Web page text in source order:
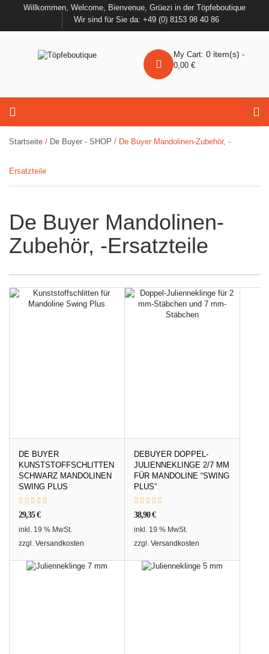
Willkommen, Welcome, Bienvenue, Grüezi in der Töpfeboutique
Wir sind für Sie da: +49 (0) 8153 98 40 86
My Cart: 0 item(s) -
0,00 €
Startseite / De Buyer - SHOP / De Buyer Mandolinen-Zubehör, -
Ersatzteile
De Buyer Mandolinen-
Zubehör, -Ersatzteile
DE BUYER
KUNSTSTOFFSCHLITTEN
SCHWARZ MANDOLINEN
SWING PLUS
29,35€
inkl. 19 % MwSt.
zzgl. Versandkosten
DEBUYER DOPPEL-
JULIENNEKLINGE 2/7 MM
FÜR MANDOLINE “SWING
PLUS”
38,90€
inkl. 19 % MwSt.
zzgl. Versandkosten